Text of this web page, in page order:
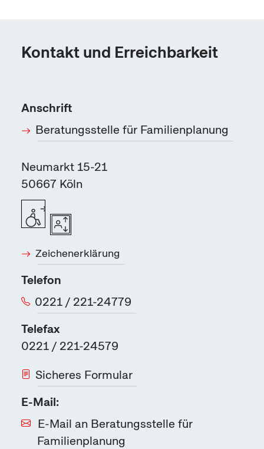
Kontakt und Erreichbarkeit
Anschrift
Beratungsstelle für Familienplanung
Neumarkt 15-21
50667 Köln
Zeichenerklärung
Telefon
0221 / 221-24779
Telefax
0221 / 221-24579
Sicheres Formular
E-Mail:
E-Mail an Beratungsstelle für
Familienplanung